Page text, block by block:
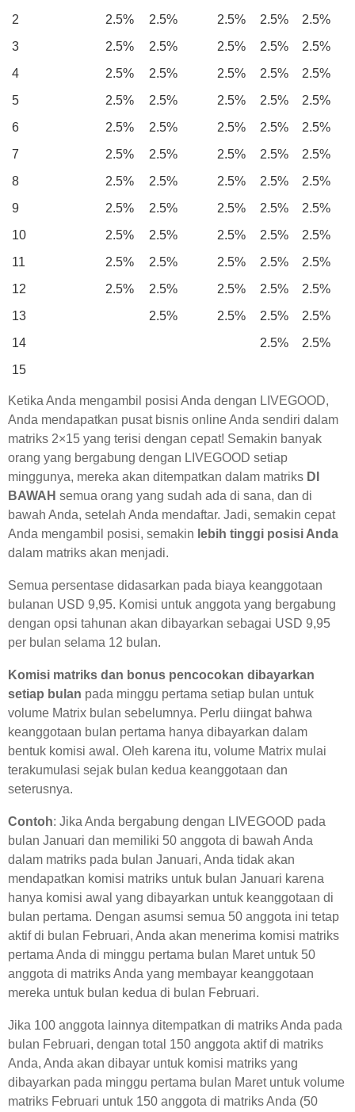
2
2.5% 2.5% 2.5% 2.5%
2.5%
3
2.5% 2.5% 2.5% 2.5%
2.5%
4
2.5% 2.5% 2.5% 2.5%
2.5%
5
2.5% 2.5% 2.5% 2.5%
2.5%
6
2.5% 2.5% 2.5% 2.5%
2.5%
7
2.5% 2.5% 2.5% 2.5%
2.5%
8
2.5% 2.5% 2.5% 2.5%
2.5%
9
2.5% 2.5% 2.5% 2.5%
2.5%
10
2.5% 2.5% 2.5% 2.5%
2.5%
11
2.5% 2.5% 2.5% 2.5%
2.5%
12
2.5% 2.5% 2.5% 2.5%
2.5%
13
2.5% 2.5% 2.5%
2.5%
14
2.5%
2.5%
15
Ketika Anda mengambil posisi Anda dengan LIVEGOOD,
Anda mendapatkan pusat bisnis online Anda sendiri dalam
matriks 2×15 yang terisi dengan cepat! Semakin banyak
orang yang bergabung dengan LIVEGOOD setiap
minggunya, mereka akan ditempatkan dalam matriks DI
BAWAH semua orang yang sudah ada di sana, dan di
bawah Anda, setelah Anda mendaftar. Jadi, semakin cepat
Anda mengambil posisi, semakin lebih tinggi posisi Anda
dalam matriks akan menjadi.
Semua persentase didasarkan pada biaya keanggotaan
bulanan USD 9,95. Komisi untuk anggota yang bergabung
dengan opsi tahunan akan dibayarkan sebagai USD 9,95
per bulan selama 12 bulan.
Komisi matriks dan bonus pencocokan dibayarkan
setiap bulan pada minggu pertama setiap bulan untuk
volume Matrix bulan sebelumnya. Perlu diingat bahwa
keanggotaan bulan pertama hanya dibayarkan dalam
bentuk komisi awal. Oleh karena itu, volume Matrix mulai
terakumulasi sejak bulan kedua keanggotaan dan
seterusnya.
Contoh: Jika Anda bergabung dengan LIVEGOOD pada
bulan Januari dan memiliki 50 anggota di bawah Anda
dalam matriks pada bulan Januari, Anda tidak akan
mendapatkan komisi matriks untuk bulan Januari karena
hanya komisi awal yang dibayarkan untuk keanggotaan di
bulan pertama. Dengan asumsi semua 50 anggota ini tetap
aktif di bulan Februari, Anda akan menerima komisi matriks
pertama Anda di minggu pertama bulan Maret untuk 50
anggota di matriks Anda yang membayar keanggotaan
mereka untuk bulan kedua di bulan Februari.
Jika 100 anggota lainnya ditempatkan di matriks Anda pada
bulan Februari, dengan total 150 anggota aktif di matriks
Anda, Anda akan dibayar untuk komisi matriks yang
dibayarkan pada minggu pertama bulan Maret untuk volume
matriks Februari untuk 150 anggota di matriks Anda (50